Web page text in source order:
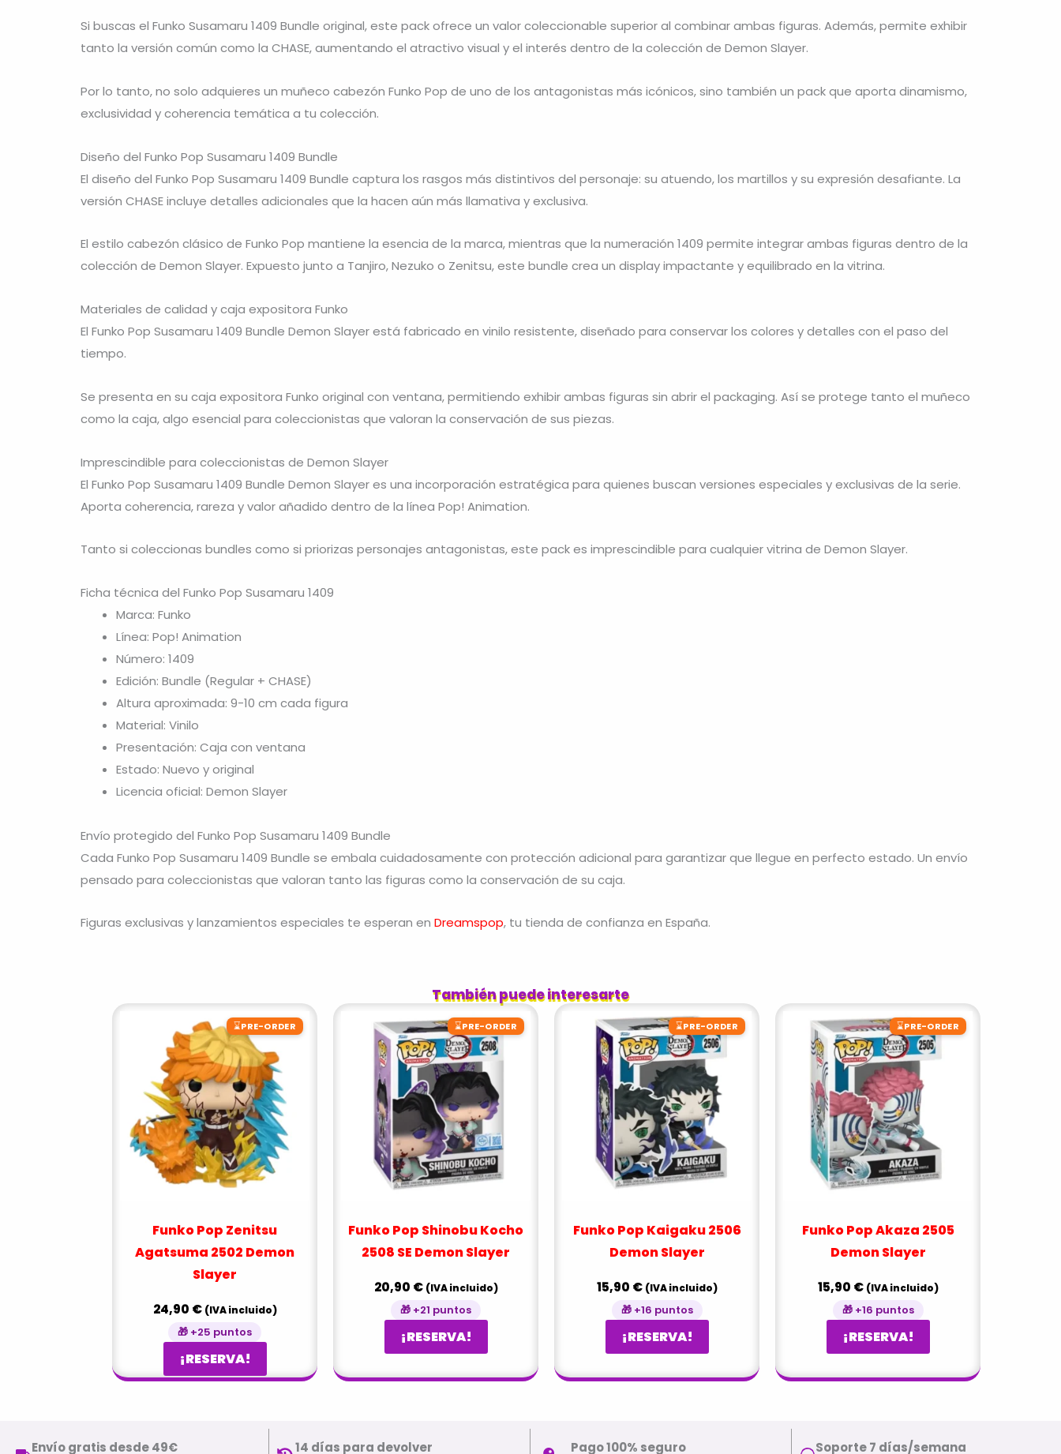
Si buscas el Funko Susamaru 1409 Bundle original, este pack ofrece un valor coleccionable superior al combinar ambas figuras. Además, permite exhibir
tanto la versión común como la CHASE, aumentando el atractivo visual y el interés dentro de la colección de Demon Slayer.
Por lo tanto, no solo adquieres un muñeco cabezón Funko Pop de uno de los antagonistas más icónicos, sino también un pack que aporta dinamismo,
exclusividad y coherencia temática a tu colección.
Diseño del Funko Pop Susamaru 1409 Bundle
El diseño del Funko Pop Susamaru 1409 Bundle captura los rasgos más distintivos del personaje: su atuendo, los martillos y su expresión desafiante. La
versión CHASE incluye detalles adicionales que la hacen aún más llamativa y exclusiva.
El estilo cabezón clásico de Funko Pop mantiene la esencia de la marca, mientras que la numeración 1409 permite integrar ambas figuras dentro de la
colección de Demon Slayer. Expuesto junto a Tanjiro, Nezuko o Zenitsu, este bundle crea un display impactante y equilibrado en la vitrina.
Materiales de calidad y caja expositora Funko
El Funko Pop Susamaru 1409 Bundle Demon Slayer está fabricado en vinilo resistente, diseñado para conservar los colores y detalles con el paso del
tiempo.
Se presenta en su caja expositora Funko original con ventana, permitiendo exhibir ambas figuras sin abrir el packaging. Así se protege tanto el muñeco
como la caja, algo esencial para coleccionistas que valoran la conservación de sus piezas.
Imprescindible para coleccionistas de Demon Slayer
El Funko Pop Susamaru 1409 Bundle Demon Slayer es una incorporación estratégica para quienes buscan versiones especiales y exclusivas de la serie.
Aporta coherencia, rareza y valor añadido dentro de la línea Pop! Animation.
Tanto si coleccionas bundles como si priorizas personajes antagonistas, este pack es imprescindible para cualquier vitrina de Demon Slayer.
Ficha técnica del Funko Pop Susamaru 1409
Marca: Funko
Línea: Pop! Animation
Número: 1409
Edición: Bundle (Regular + CHASE)
Altura aproximada: 9-10 cm cada figura
Material: Vinilo
Presentación: Caja con ventana
Estado: Nuevo y original
Licencia oficial: Demon Slayer
Envío protegido del Funko Pop Susamaru 1409 Bundle
Cada Funko Pop Susamaru 1409 Bundle se embala cuidadosamente con protección adicional para garantizar que llegue en perfecto estado. Un envío
pensado para coleccionistas que valoran tanto las figuras como la conservación de su caja.
Figuras exclusivas y lanzamientos especiales te esperan en Dreamspop, tu tienda de confianza en España.
También puede interesarte
⌛PRE-ORDER
Funko Pop Zenitsu
Agatsuma 2502 Demon
Slayer
24,90 € (IVA incluido)
🎁 +25 puntos
¡RESERVA!
⌛PRE-ORDER
Funko Pop Shinobu Kocho
2508 SE Demon Slayer
20,90 € (IVA incluido)
🎁 +21 puntos
¡RESERVA!
⌛PRE-ORDER
Funko Pop Kaigaku 2506
Demon Slayer
15,90 € (IVA incluido)
🎁 +16 puntos
¡RESERVA!
⌛PRE-ORDER
Funko Pop Akaza 2505
Demon Slayer
15,90 € (IVA incluido)
🎁 +16 puntos
¡RESERVA!
Envío gratis desde 49€ 14 días para devolver Pago 100% seguro Soporte 7 días/semana